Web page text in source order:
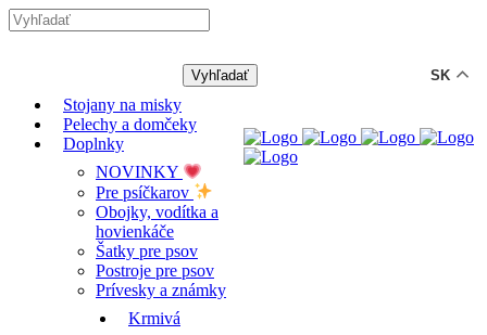
Stojany na misky
Pelechy a domčeky
Doplnky
NOVINKY
Pre psíčkarov
Obojky, vodítka a
hovienkáče
Šatky pre psov
Postroje pre psov
Prívesky a známky
Krmivá
SK
-12% ZĽAVA s kódom "LETO12"